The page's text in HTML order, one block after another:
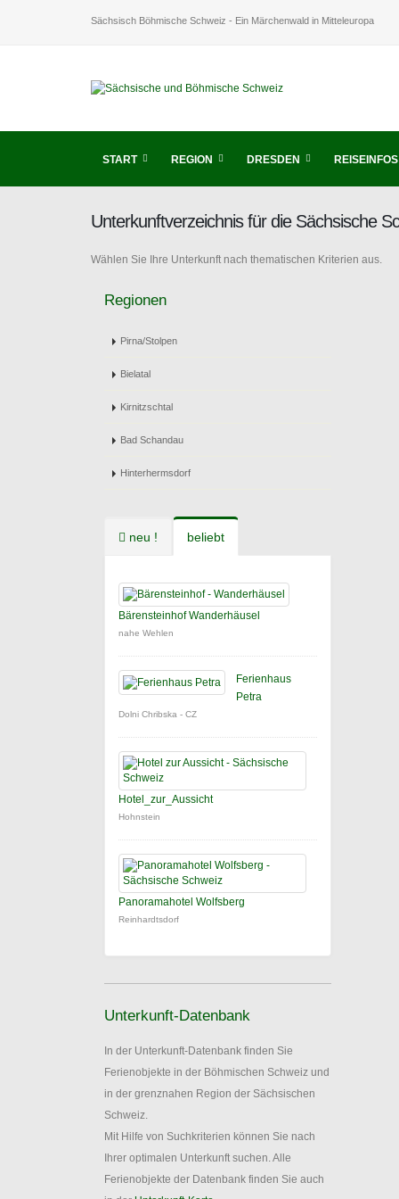
Sächsisch Böhmische Schweiz - Ein Märchenwald in Mitteleuropa
START REGION DRESDEN REISEINFOS
Unterkunftverzeichnis für die Sächsische
Wählen Sie Ihre Unterkunft nach thematischen Kriterien aus.
Regionen
Pirna/Stolpen
Bielatal
Kirnitzschtal
Bad Schandau
Hinterhermsdorf
neu ! beliebt
Bärensteinhof Wanderhäusel
nahe Wehlen
Ferienhaus
Petra
Dolni Chribska - CZ
Hotel_zur_Aussicht
Hohnstein
Panoramahotel Wolfsberg
Reinhardtsdorf
Unterkunft-Datenbank
In der Unterkunft-Datenbank finden Sie
Ferienobjekte in der Böhmischen Schweiz und
in der grenznahen Region der Sächsischen
Schweiz.
Mit Hilfe von Suchkriterien können Sie nach
Ihrer optimalen Unterkunft suchen. Alle
Ferienobjekte der Datenbank finden Sie auch